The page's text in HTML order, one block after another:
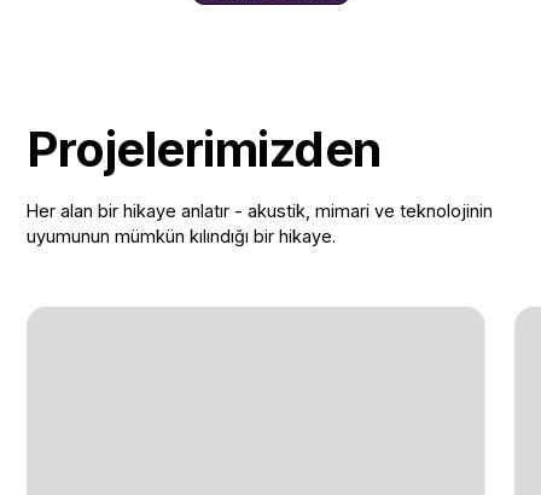
Projelerimizden
Her alan bir hikaye anlatır - akustik, mimari ve teknolojinin
uyumunun mümkün kılındığı bir hikaye.